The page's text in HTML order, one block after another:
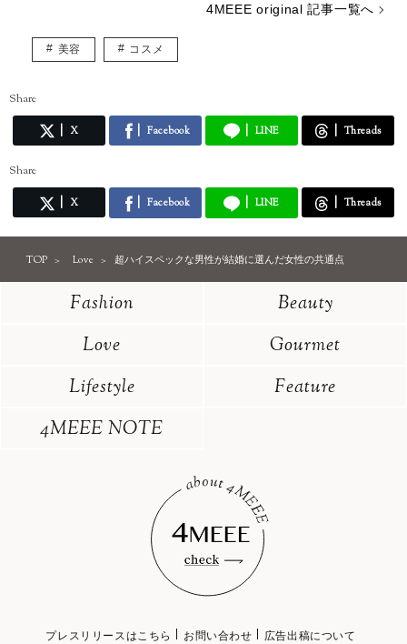
4MEEE original 記事一覧へ
美容 コスメ
Share
X Facebook LINE Threads
Share
X Facebook LINE Threads
TOP Love 超ハイスペックな男性が結婚に選んだ女性の共通点
Fashion
Beauty
Love
Gourmet
Lifestyle
Feature
4MEEE NOTE
プレスリリースはこちら お問い合わせ 広告出稿について